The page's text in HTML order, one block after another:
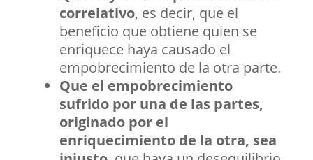
correlativo, es decir, que el
beneficio que obtiene quien se
enriquece haya causado el
empobrecimiento de la otra parte.
Que el empobrecimiento
sufrido por una de las partes,
originado por el
enriquecimiento de la otra, sea